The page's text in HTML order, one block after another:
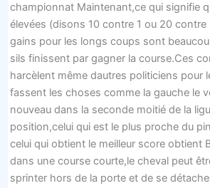
championnat Maintenant,ce qui signifie
élevées (disons 10 contre 1 ou 20 contre
gains pour les longs coups sont
sils finissent par gagner la course.Ces
harcèlent même dautres politiciens pour
fassent les choses comme la gauche le
nouveau dans la seconde moitié de la
position,celui qui est le plus proche du
celui qui obtient le meilleur score obtient
dans une course courte,le cheval peut
sprinter hors de la porte et de se